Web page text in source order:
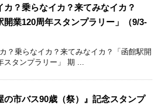
カ？乗らなイカ？来てみなイカ？
開業120周年スタンプラリー」（9/3-
？乗らなイカ？来てみなイカ？「函館駅開
スタンプラリー」 期 ...
の市バス90歳（祭）』記念スタンプ